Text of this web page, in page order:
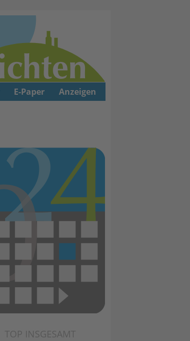
TOP INSGESAMT
E-Paper Anzeigen